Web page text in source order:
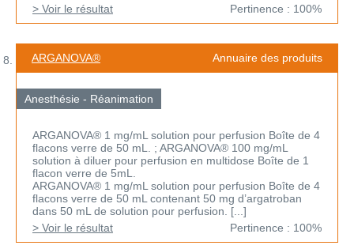
> Voir le résultat
Pertinence : 100%
ARGANOVA® Annuaire des produits
Anesthésie - Réanimation
ARGANOVA® 1 mg/mL solution pour perfusion Boîte de 4
flacons verre de 50 mL. ; ARGANOVA® 100 mg/mL
solution à diluer pour perfusion en multidose Boîte de 1
flacon verre de 5mL.
ARGANOVA® 1 mg/mL solution pour perfusion Boîte de 4
flacons verre de 50 mL contenant 50 mg d’argatroban
dans 50 mL de solution pour perfusion. [...]
> Voir le résultat
Pertinence : 100%